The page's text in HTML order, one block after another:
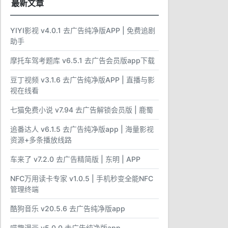
最新文章
YIYI影视 v4.0.1 去广告纯净版APP | 免费追剧
助手
摩托车驾考题库 v6.5.1 去广告会员版app下载
豆丁视频 v3.1.6 去广告纯净版APP | 直播与影
视在线看
七猫免费小说 v7.94 去广告解锁会员版 | 鹿蜀
追番达人 v6.1.5 去广告纯净版app | 海量影视
资源+多条播放线路
车来了 v7.2.0 去广告精简版 | 东明 | APP
NFC万用读卡专家 v1.0.5 | 手机秒变全能NFC
管理终端
酷狗音乐 v20.5.6 去广告纯净版app